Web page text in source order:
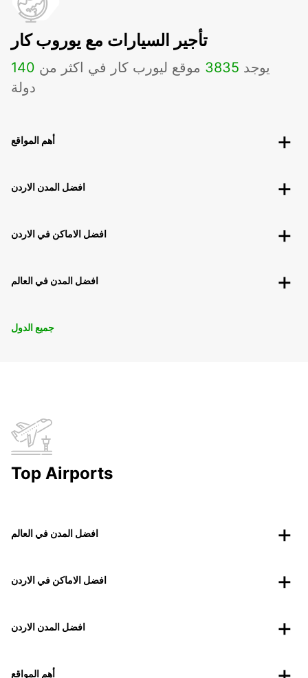
تأجير السيارات مع يوروب كار
يوجد 3835 موقع ليورب كار في اكثر من 140
دولة
أهم المواقع
افضل المدن الاردن
افضل الاماكن في الاردن
افضل المدن في العالم
جميع الدول
Top Airports
افضل المدن في العالم
افضل الاماكن في الاردن
افضل المدن الاردن
أهم المواقع